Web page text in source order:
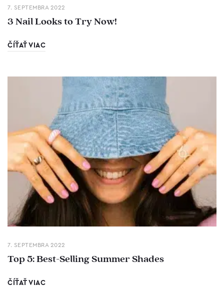
7. SEPTEMBRA 2022
3 Nail Looks to Try Now!
ČÍŤAŤ VIAC
7. SEPTEMBRA 2022
Top 5: Best-Selling Summer Shades
ČÍŤAŤ VIAC